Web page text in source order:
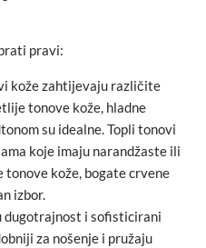
pravi:
kože zahtijevaju različite
tonove kože, hladne
su idealne. Topli tonovi
koje imaju narandžaste ili
kože, bogate crvene
izbor.
dugotrajnost i sofisticirani
za nošenje i pružaju